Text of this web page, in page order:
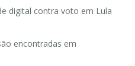
digital contra voto em Lula
encontradas em